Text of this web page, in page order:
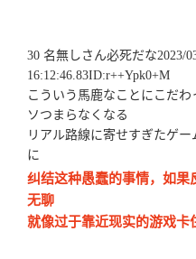
30 名無しさん必死だな2023/
16:12:46.83ID:r++Ypk0+M
こういう馬鹿なことにこだ
ソつまらなくなる
リアル路線に寄せすぎたゲ
に
纠结这种愚蠢的事情，如果
无聊
就像过于靠近现实的游戏卡